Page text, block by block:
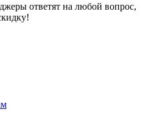
ответят на любой вопрос,